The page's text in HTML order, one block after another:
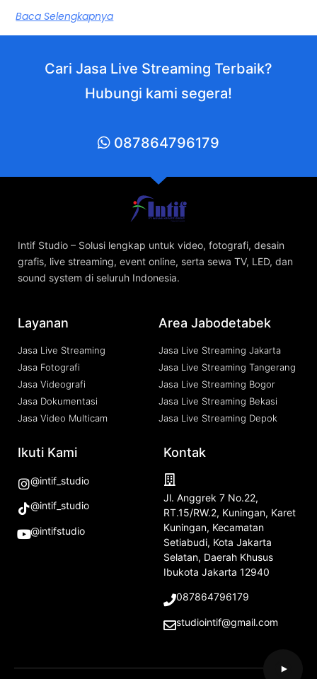
Baca Selengkapnya
Cari Jasa Live Streaming Terbaik?
Hubungi kami segera!
087864796179
Intif Studio – Solusi lengkap untuk video, fotografi, desain
grafis, live streaming, event online, serta sewa TV, LED, dan
sound system di seluruh Indonesia.
Layanan
Jasa Live Streaming
Jasa Fotografi
Jasa Videografi
Jasa Dokumentasi
Jasa Video Multicam
Area Jabodetabek
Jasa Live Streaming Jakarta
Jasa Live Streaming Tangerang
Jasa Live Streaming Bogor
Jasa Live Streaming Bekasi
Jasa Live Streaming Depok
Ikuti Kami
@intif_studio
@intif_studio
@intifstudio
Kontak
Jl. Anggrek 7 No.22,
RT.15/RW.2, Kuningan, Karet
Kuningan, Kecamatan
Setiabudi, Kota Jakarta
Selatan, Daerah Khusus
Ibukota Jakarta 12940
087864796179
studiointif@gmail.com